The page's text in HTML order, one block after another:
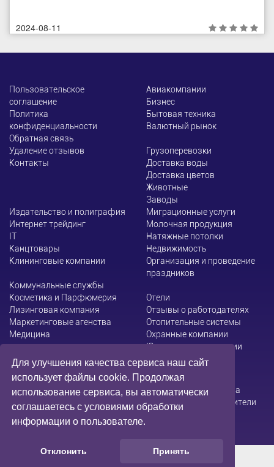
Для улучшения качества сервиса наш сайт
использует файлы cookie. Продолжая
использование сервиса, вы автоматически
соглашаетесь с условиями обработки
информации о пользователе.
Отклонить Принять
2024-08-11
Пользовательское
соглашение
Политика
конфиденциальности
Обратная связь
Удаление отзывов
Контакты
Авиакомпании
Бизнес
Бытовая техника
Валютный рынок
Грузоперевозки
Доставка воды
Доставка цветов
Животные
Заводы
Издательство и полиграфия
Интернет трейдинг
ІТ
Канцтовары
Клининговые компании
Коммунальные службы
Косметика и Парфюмерия
Лизинговая компания
Маркетинговые агенства
Медицина
Миграционные услуги
Молочная продукция
Натяжные потолки
Недвижимость
Организация и проведение
праздников
Отели
Отзывы о работодателях
Отопительные системы
Охранные компании
Юридические компании
Администрация сайта не несет ответственности за
содержание информации, которую размещают посетители